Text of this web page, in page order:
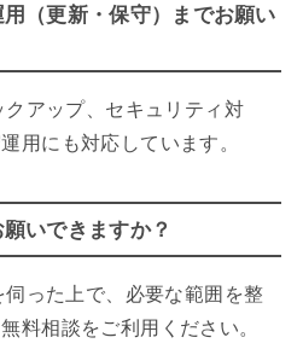
（更新・保守）までお願い
アップ、セキュリティ対
用にも対応しています。
いできますか？
った上で、必要な範囲を整
料相談をご利用ください。